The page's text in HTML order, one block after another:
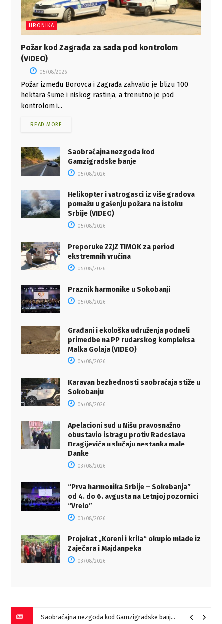
HRONIKA
Požar kod Zagrađa za sada pod kontrolom
(VIDEO)
05/08/2026
Požar između Borovca i Zagrađa zahvatio je blizu 100
hektara šume i niskog rastinja, a trenutno je pod
kontrolom i...
READ MORE
Saobraćajna nezgoda kod
Gamzigradske banje
05/08/2026
Helikopter i vatrogasci iz više gradova
pomažu u gašenju požara na istoku
Srbije (VIDEO)
05/08/2026
Preporuke ZZJZ TIMOK za period
ekstremnih vrućina
05/08/2026
Praznik harmonike u Sokobanji
05/08/2026
Građani i ekološka udruženja podneli
primedbe na PP rudarskog kompleksa
Malka Golaja (VIDEO)
04/08/2026
Karavan bezbednosti saobraćaja stiže u
Sokobanju
04/08/2026
Apelacioni sud u Nišu pravosnažno
obustavio istragu protiv Radoslava
Dragijevića u slučaju nestanka male
Danke
03/08/2026
“Prva harmonika Srbije – Sokobanja”
od 4. do 6. avgusta na Letnjoj pozornici
“Vrelo”
03/08/2026
Projekat „Koreni i krila“ okupio mlade iz
Zaječara i Majdanpeka
03/08/2026
Saobraćajna nezgoda kod Gamzigradske banje 05/08/2026